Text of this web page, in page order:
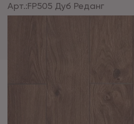
Арт.:FP505 Дуб Реданг